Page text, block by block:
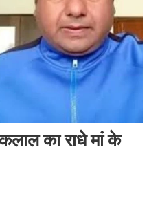
का राधे मां के